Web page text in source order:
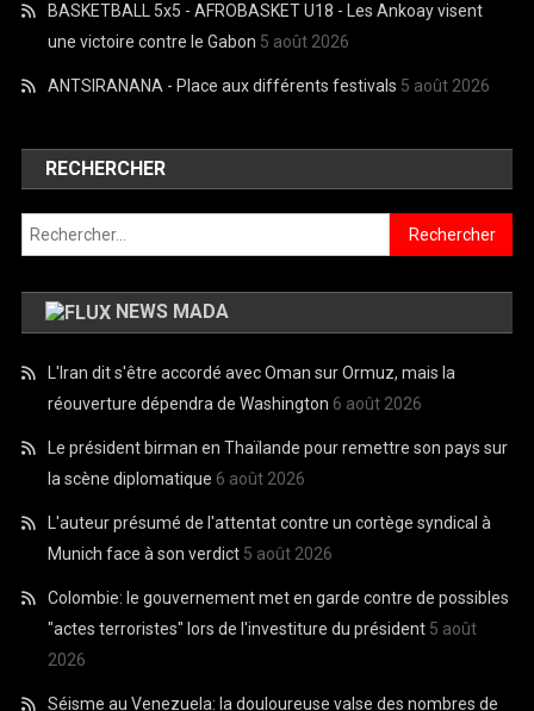
BASKETBALL 5x5 - AFROBASKET U18 - Les Ankoay visent
une victoire contre le Gabon 5 août 2026
ANTSIRANANA - Place aux différents festivals 5 août 2026
RECHERCHER
Rechercher :
NEWS MADA
L'Iran dit s'être accordé avec Oman sur Ormuz, mais la
réouverture dépendra de Washington 6 août 2026
Le président birman en Thaïlande pour remettre son pays sur
la scène diplomatique 6 août 2026
L'auteur présumé de l'attentat contre un cortège syndical à
Munich face à son verdict 5 août 2026
Colombie: le gouvernement met en garde contre de possibles
"actes terroristes" lors de l'investiture du président 5 août
2026
Séisme au Venezuela: la douloureuse valse des nombres de